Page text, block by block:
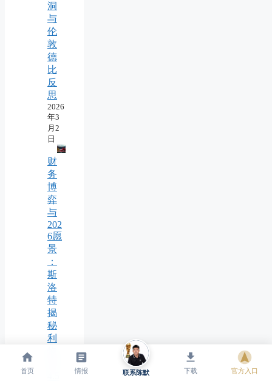
洞
与
伦
敦
德
比
反
思
2026
年3
月2
日
财
务
博
弈
与
202
6愿
景
：
斯
洛
特
揭
秘
利
首页 情报 联系陈默 下载 官方入口